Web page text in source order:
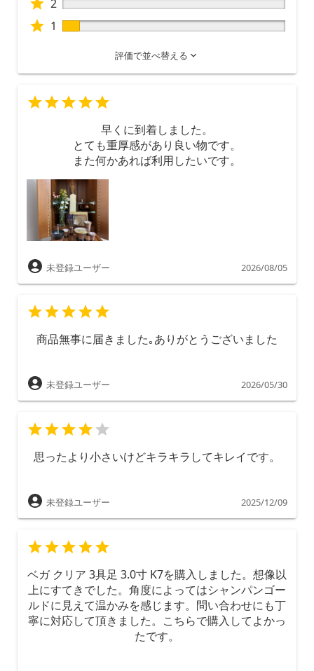
2
1
評価で並べ替える
早くに到着しました。
とても重厚感があり良い物です。
また何かあれば利用したいです。
未登録ユーザー 2026/08/05
商品無事に届きました｡ありがとうございました
未登録ユーザー 2026/05/30
思ったより小さいけどキラキラしてキレイです。
未登録ユーザー 2025/12/09
ベガ クリア 3具足 3.0寸 K7を購入しました。想像以
上にすてきでした。角度によってはシャンパンゴー
ルドに見えて温かみを感じます。問い合わせにも丁
寧に対応して頂きました。こちらで購入してよかっ
たです。